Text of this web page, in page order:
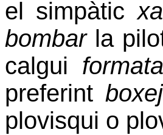
el simpàtic
bombarla
calgui
preferint
plovisqui o